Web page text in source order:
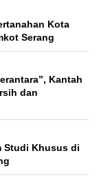
Kota
Serang
Kantah
dan
Studi Khusus di